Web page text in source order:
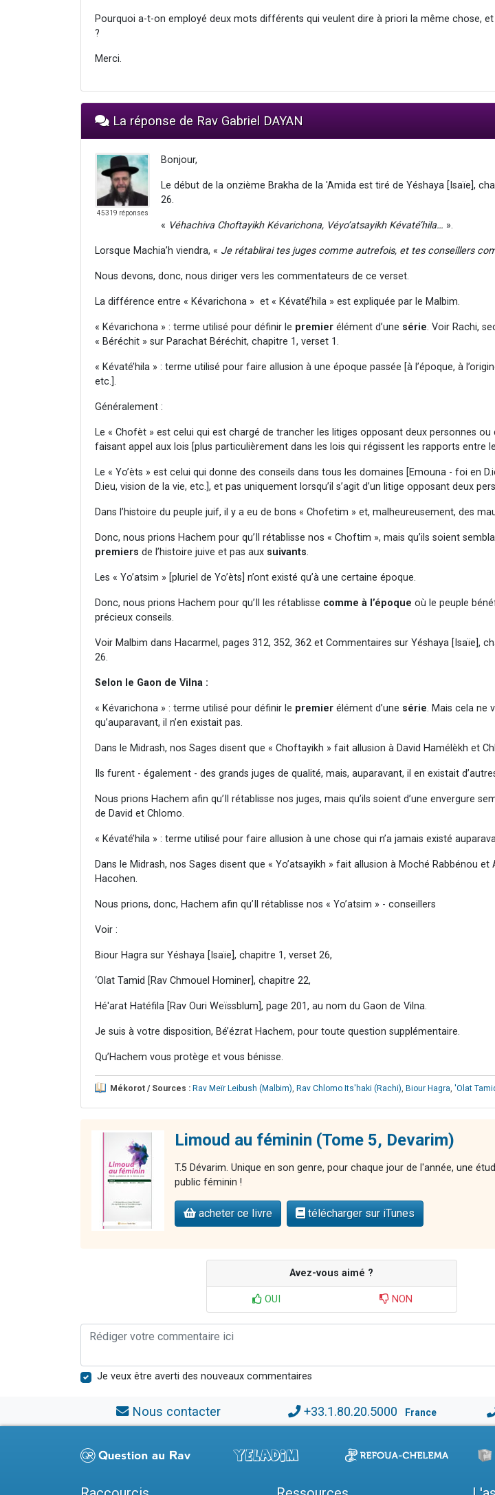
Pourquoi a-t-on employé deux mots différents qui veulent dire à priori la même chose,
?
Merci.
La réponse de Rav Gabriel DAYAN
45319 réponses
Bonjour,
Le début de la onzième Brakha de la 'Amida est tiré de Yéshaya [Isaïe],
26.
« Véhachiva Choftayikh Kévarichona, Véyo’atsayikh Kévaté’hila… ».
Lorsque Machia’h viendra, « Je rétablirai tes juges comme autrefois, et tes conseillers
Nous devons, donc, nous diriger vers les commentateurs de ce verset.
La différence entre « Kévarichona » et « Kévaté’hila » est expliquée par le Malbim.
« Kévarichona » : terme utilisé pour définir le premier élément d’une série. Voir Rachi,
« Béréchit » sur Parachat Béréchit, chapitre 1, verset 1.
« Kévaté’hila » : terme utilisé pour faire allusion à une époque passée [à l’époque, à
etc.].
Généralement :
Le « Chofèt » est celui qui est chargé de trancher les litiges opposant deux personnes ou
faisant appel aux lois [plus particulièrement dans les lois qui régissent les rapports entre
Le « Yo’èts » est celui qui donne des conseils dans tous les domaines [Emouna - foi en
D.ieu, vision de la vie, etc.], et pas uniquement lorsqu’il s’agit d’un litige opposant deux
Dans l’histoire du peuple juif, il y a eu de bons « Chofetim » et, malheureusement, des
Donc, nous prions Hachem pour qu’Il rétablisse nos « Choftim », mais qu’ils soient
premiers de l’histoire juive et pas aux suivants.
Les « Yo’atsim » [pluriel de Yo’èts] n’ont existé qu’à une certaine époque.
Donc, nous prions Hachem pour qu’Il les rétablisse comme à l’époque où le peuple
précieux conseils.
Voir Malbim dans Hacarmel, pages 312, 352, 362 et Commentaires sur Yéshaya [Isaïe],
26.
Selon le Gaon de Vilna :
« Kévarichona » : terme utilisé pour définir le premier élément d’une série. Mais cela ne
qu’auparavant, il n’en existait pas.
Dans le Midrash, nos Sages disent que « Choftayikh » fait allusion à David Hamélèkh et
Ils furent - également - des grands juges de qualité, mais, auparavant, il en existait
Nous prions Hachem afin qu’Il rétablisse nos juges, mais qu’ils soient d’une envergure
de David et Chlomo.
« Kévaté’hila » : terme utilisé pour faire allusion à une chose qui n’a jamais existé
Dans le Midrash, nos Sages disent que « Yo’atsayikh » fait allusion à Moché Rabbénou et
Hacohen.
Nous prions, donc, Hachem afin qu’Il rétablisse nos « Yo’atsim » - conseillers
Voir :
Biour Hagra sur Yéshaya [Isaïe], chapitre 1, verset 26,
‘Olat Tamid [Rav Chmouel Hominer], chapitre 22,
Hé'arat Hatéfila [Rav Ouri Weïssblum], page 201, au nom du Gaon de Vilna.
Je suis à votre disposition, Bé’ézrat Hachem, pour toute question supplémentaire.
Qu’Hachem vous protège et vous bénisse.
Mékorot / Sources : Rav Meïr Leibush (Malbim) Rav Chlomo Its'haki (Rachi) Biour Hagra 'Olat
Limoud au féminin (Tome 5, Devarim)
T.5 Dévarim. Unique en son genre, pour chaque jour de l'année, une
public féminin !
acheter ce livre télécharger sur iTunes
Avez-vous aimé ?
OUI NON
Je veux être averti des nouveaux commentaires
Nous contacter +33.1.80.20.5000 France